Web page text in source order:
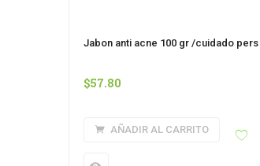
Jabon anti acne 100 gr /cuidado pers
$57.80
AÑADIR AL CARRITO